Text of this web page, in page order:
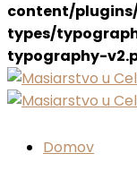
content/
types/
typography-
Domov